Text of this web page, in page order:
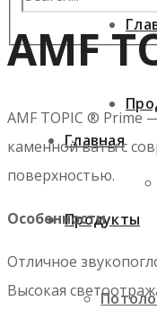
Главная
Продукты
AMF
AMF TOPIC ® Prime
каменной ваты с
поверхностью.
Особенности
Отличное
Высокая